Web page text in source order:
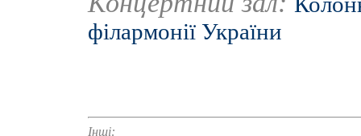
філармонії України
Інші: